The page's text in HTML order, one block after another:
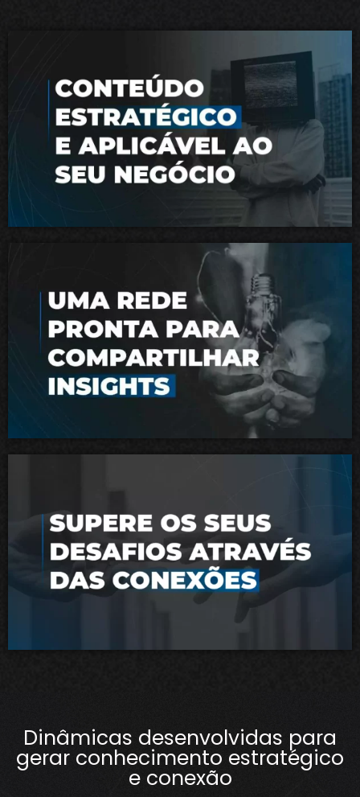
Dinâmicas desenvolvidas para
gerar conhecimento estratégico
e conexão